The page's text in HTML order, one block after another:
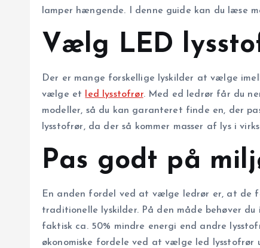
lamper hængende. I denne guide kan du læse
Vælg LED
Der er mange forskellige lyskilder at vælge
vælge et
led lysstofrør. Med ed ledrør får du
modeller, så du kan garanteret finde en, der
lysstofrør, da der så kommer masser af lys i
Pas godt på
En anden fordel ved at vælge ledrør er, at de
traditionelle lyskilder. På den måde behøver
faktisk ca. 50% mindre energi end andre
økonomiske fordele ved at vælge led lysstofrør